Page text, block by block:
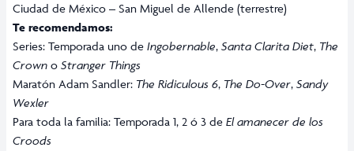
Ciudad de México – San Miguel de Allende (terrestre)
Te recomendamos:
Series: Temporada uno de Ingobernable, Santa Clarita Diet, The
Crown o Stranger Things
Maratón Adam Sandler: The Ridiculous 6, The Do-Over, Sandy
Wexler
Para toda la familia: Temporada 1, 2 ó 3 de El amanecer de los
Croods